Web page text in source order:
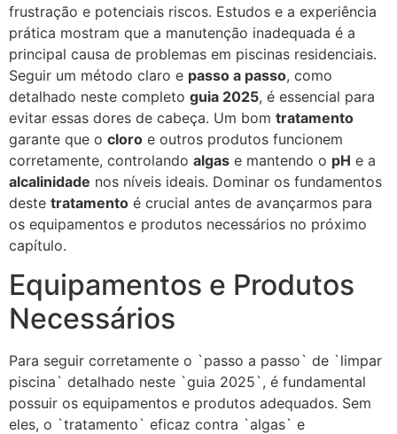
frustração e potenciais riscos. Estudos e a experiência
prática mostram que a manutenção inadequada é a
principal causa de problemas em piscinas residenciais.
Seguir um método claro e passo a passo, como
detalhado neste completo guia 2025, é essencial para
evitar essas dores de cabeça. Um bom tratamento
garante que o cloro e outros produtos funcionem
corretamente, controlando algas e mantendo o pH e a
alcalinidade nos níveis ideais. Dominar os fundamentos
deste tratamento é crucial antes de avançarmos para
os equipamentos e produtos necessários no próximo
capítulo.
Equipamentos e Produtos
Necessários
Para seguir corretamente o `passo a passo` de `limpar
piscina` detalhado neste `guia 2025`, é fundamental
possuir os equipamentos e produtos adequados. Sem
eles, o `tratamento` eficaz contra `algas` e